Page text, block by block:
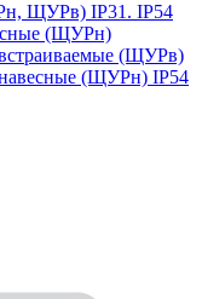
ЩУРв) IP31. IP54
(ЩУРн)
(ЩУРв)
(ЩУРн) IP54